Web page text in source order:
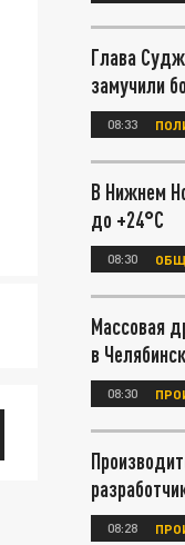
Глава
замучили
08:33
В Нижнем
до +24°С
08:30
Массовая
в
08:30
08:28